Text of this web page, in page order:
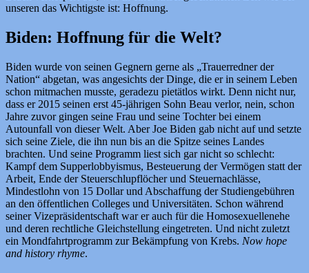
unseren das Wichtigste ist: Hoffnung.
Biden: Hoffnung für die Welt?
Biden wurde von seinen Gegnern gerne als „Trauerredner der
Nation“ abgetan, was angesichts der Dinge, die er in seinem Leben
schon mitmachen musste, geradezu pietätlos wirkt. Denn nicht nur,
dass er 2015 seinen erst 45-jährigen Sohn Beau verlor, nein, schon
Jahre zuvor gingen seine Frau und seine Tochter bei einem
Autounfall von dieser Welt. Aber Joe Biden gab nicht auf und setzte
sich seine Ziele, die ihn nun bis an die Spitze seines Landes
brachten. Und seine Programm liest sich gar nicht so schlecht:
Kampf dem Supperlobbyismus, Besteuerung der Vermögen statt der
Arbeit, Ende der Steuerschlupflöcher und Steuernachlässe,
Mindestlohn von 15 Dollar und Abschaffung der Studiengebühren
an den öffentlichen Colleges und Universitäten. Schon während
seiner Vizepräsidentschaft war er auch für die Homosexuellenehe
und deren rechtliche Gleichstellung eingetreten. Und nicht zuletzt
ein Mondfahrtprogramm zur Bekämpfung von Krebs. Now hope
and history rhyme.